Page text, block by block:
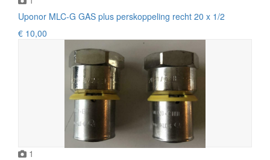
Uponor MLC-G GAS plus perskoppeling recht 20 x 1/2
€ 10,00
1